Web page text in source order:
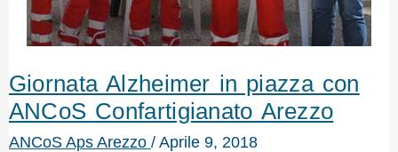
Giornata Alzheimer in piazza con
ANCoS Confartigianato Arezzo
ANCoS Aps Arezzo / Aprile 9, 2018